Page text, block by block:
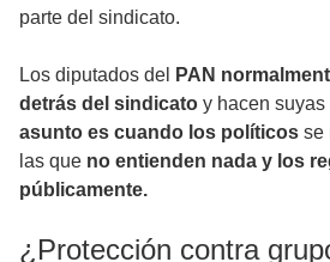
parte del sindicato.
Los diputados del
PAN
detrás del sindicato y hacen
asunto es cuando los políticos se
las que no entienden nada y los
públicamente.
¿Protección contra